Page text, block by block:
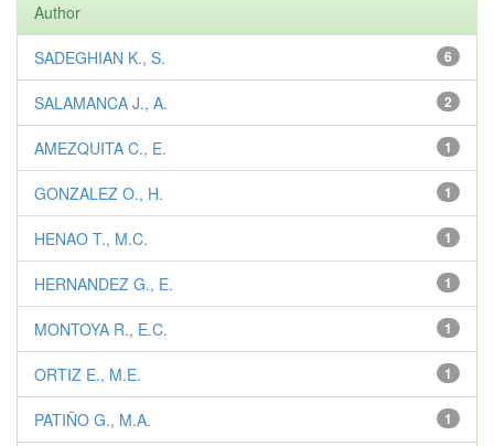
Author
6
SADEGHIAN K., S.
2
SALAMANCA J., A.
1
AMEZQUITA C., E.
1
GONZALEZ O., H.
1
HENAO T., M.C.
1
HERNANDEZ G., E.
1
MONTOYA R., E.C.
1
ORTIZ E., M.E.
1
PATIÑO G., M.A.